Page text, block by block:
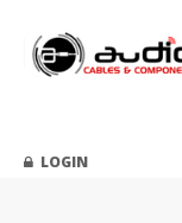
LOGIN